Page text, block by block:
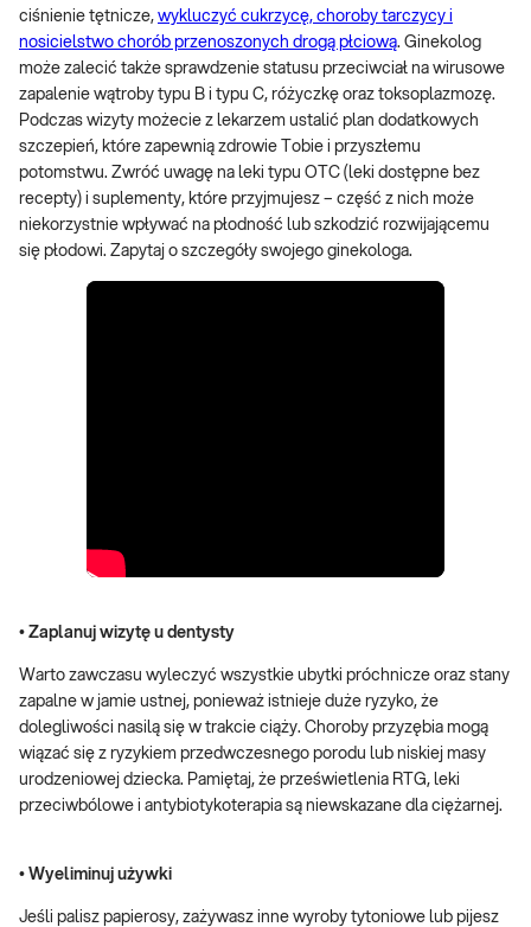
ciśnienie tętnicze, wykluczyć cukrzycę, choroby tarczycy i
nosicielstwo chorób przenoszonych drogą płciową. Ginekolog
może zalecić także sprawdzenie statusu przeciwciał na wirusowe
zapalenie wątroby typu B i typu C, różyczkę oraz toksoplazmozę.
Podczas wizyty możecie z lekarzem ustalić plan dodatkowych
szczepień, które zapewnią zdrowie Tobie i przyszłemu
potomstwu. Zwróć uwagę na leki typu OTC (leki dostępne bez
recepty) i suplementy, które przyjmujesz – część z nich może
niekorzystnie wpływać na płodność lub szkodzić rozwijającemu
się płodowi. Zapytaj o szczegóły swojego ginekologa.
• Zaplanuj wizytę u dentysty
Warto zawczasu wyleczyć wszystkie ubytki próchnicze oraz stany
zapalne w jamie ustnej, ponieważ istnieje duże ryzyko, że
dolegliwości nasilą się w trakcie ciąży. Choroby przyzębia mogą
wiązać się z ryzykiem przedwczesnego porodu lub niskiej masy
urodzeniowej dziecka. Pamiętaj, że prześwietlenia RTG, leki
przeciwbólowe i antybiotykoterapia są niewskazane dla ciężarnej.
• Wyeliminuj używki
Jeśli palisz papierosy, zażywasz inne wyroby tytoniowe lub pijesz